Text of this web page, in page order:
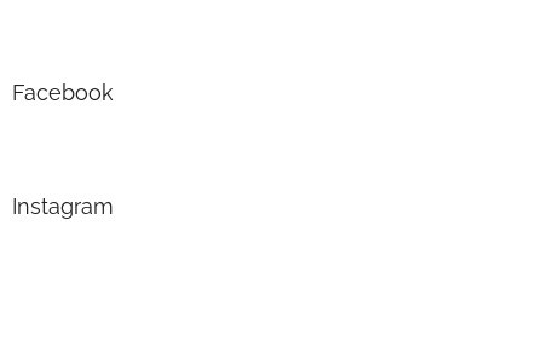
Facebook
Instagram